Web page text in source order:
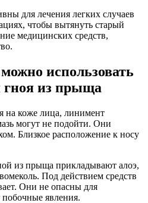
для лечения легких случаев
чтобы вытянуть старый
медицинских средств,
использовать
гноя из прыща
на коже лица, линимент
могут не подойти. Они
Близкое расположение к носу
из прыща прикладывают алоэ,
Под действием средств
Они не опасны для
явления.